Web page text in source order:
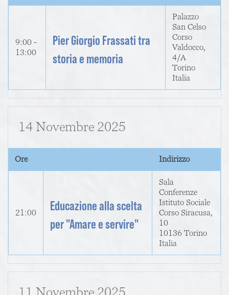
9:00 -
13:00
Pier Giorgio Frassati tra
storia e memoria
Palazzo
San Celso
Corso
Valdocco,
4/A
Torino
Italia
14 Novembre 2025
Ore Indirizzo
21:00
Educazione alla scelta
per "Amare e servire"
Sala
Conferenze
Istituto Sociale
Corso Siracusa,
10
10136 Torino
Italia